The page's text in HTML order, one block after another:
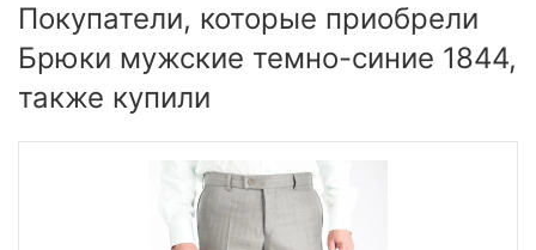
Покупатели, которые приобрели
Брюки мужские темно-синие 1844,
также купили